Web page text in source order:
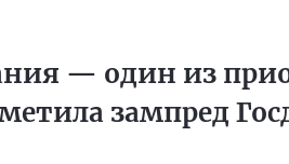
— один из
зампред